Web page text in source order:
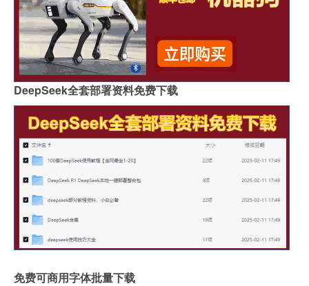
DeepSeek全套部署资料免费下载
免费可商用字体批量下载